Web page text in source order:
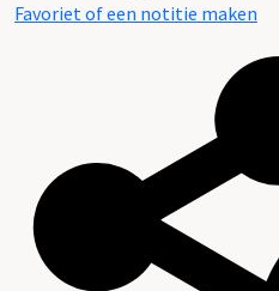
Institutionele toegang
Favoriet of een notitie maken